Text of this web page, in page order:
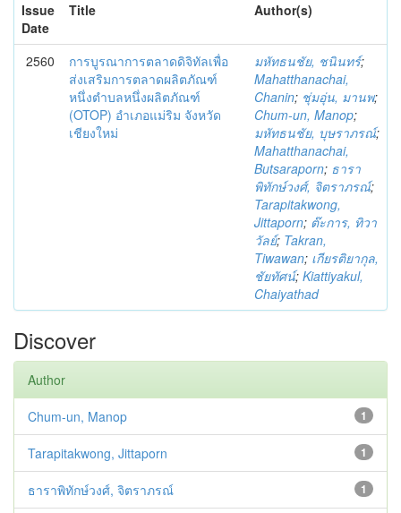
Issue
Date
Title Author(s)
2560
การบูรณาการตลาดดิจิทัลเพื่อ
ส่งเสริมการตลาดผลิตภัณฑ์
หนึ่งตำบลหนึ่งผลิตภัณฑ์
(OTOP) อำเภอแม่ริม จังหวัด
เชียงใหม่
มหัทธนชัย, ชนินทร์;
Mahatthanachai,
Chanin; ชุ่มอุ่น, มานพ;
Chum-un, Manop;
มหัทธนชัย, บุษราภรณ์;
Mahatthanachai,
Butsaraporn; ธารา
พิทักษ์วงศ์, จิตราภรณ์;
Tarapitakwong,
Jittaporn; ต๊ะการ, ทิวา
วัลย์; Takran,
Tiwawan; เกียรติยากุล,
ชัยทัศน์; Kiattiyakul,
Chaiyathad
Discover
Author
1
Chum-un, Manop
1
Tarapitakwong, Jittaporn
1
ธาราพิทักษ์วงศ์, จิตราภรณ์